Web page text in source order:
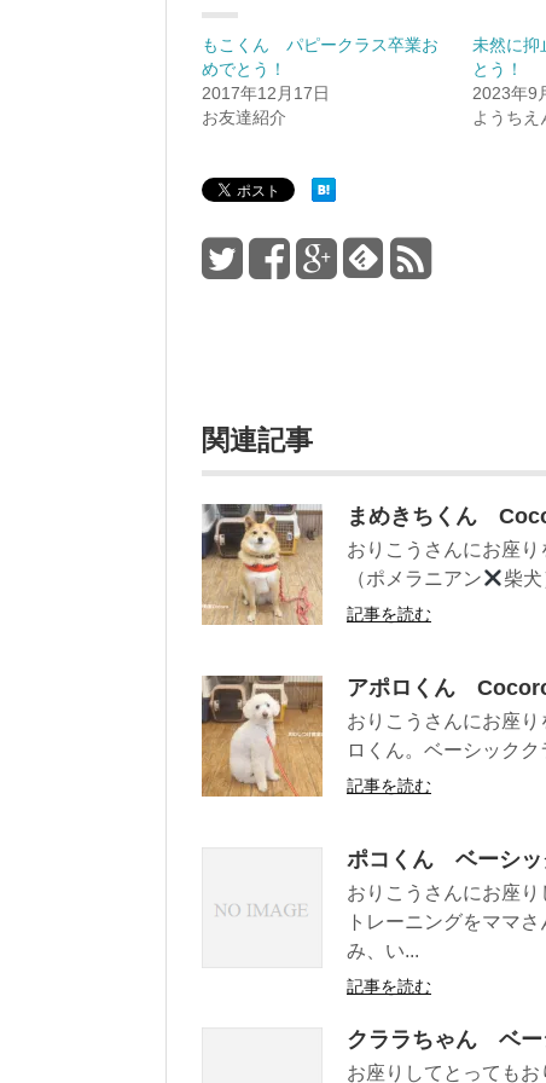
もこくん パピークラス卒業お
めでとう！
2017年12月17日
お友達紹介
未然に抑
とう！
2023年9
ようちえ
関連記事
まめきちくん
おりこうさんにお座
（ポメラニアン
柴
記事を読む
アポロくん
おりこうさんにお座
ロくん。ベーシック
記事を読む
ポコくん ベーシッ
おりこうさんにお座
トレーニングをママ
み、い...
記事を読む
クララちゃん ベー
お座りしてとっても